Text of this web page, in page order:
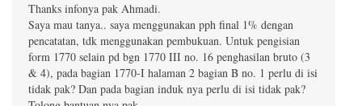
Thanks infonya pak Ahmadi.
Saya mau tanya.. saya menggunakan pph final 1% dengan
pencatatan, tdk menggunakan pembukuan. Untuk pengisian
form 1770 selain pd bgn 1770 III no. 16 penghasilan bruto (3
& 4), pada bagian 1770-I halaman 2 bagian B no. 1 perlu di isi
tidak pak? Dan pada bagian induk nya perlu di isi tidak pak?